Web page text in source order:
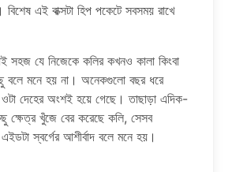
এই বাক্সটা হিপ পকেটে সবসময় রাখে
সহজ যে নিজেকে কলির কখনও কালা কিংবা
বলে মনে হয় না। অনেকগুলো বছর ধরে
দেহের অংশই হয়ে গেছে। তাছাড়া এদিক-
ক্ষেত্র খুঁজে বের করেছে কলি, সেসব
এইডটা স্বর্গের আশীর্বাদ বলে মনে হয়।